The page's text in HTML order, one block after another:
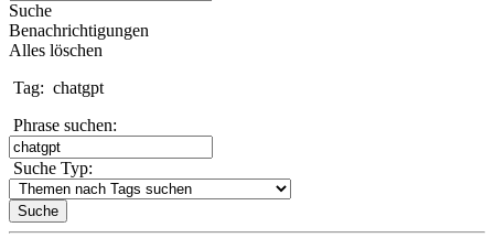
Suche
Benachrichtigungen
Alles löschen
Tag: chatgpt
Phrase suchen:
Suche Typ: